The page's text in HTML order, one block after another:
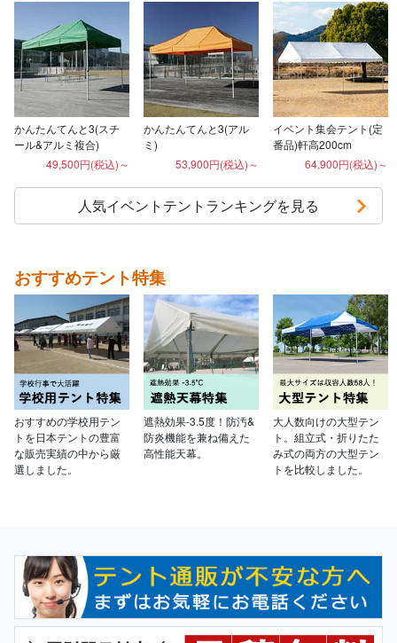
かんたんてんと3(スチ
ール&アルミ複合)
49,500円(税込)～
かんたんてんと3(アル
ミ)
53,900円(税込)～
イベント集会テント(定
番品)軒高200cm
64,900円(税込)～
人気イベントテントランキングを見る
おすすめテント特集
おすすめの学校用テン
トを日本テントの豊富
な販売実績の中から厳
選しました。
遮熱効果-3.5度！防汚&
防炎機能を兼ね備えた
高性能天幕。
大人数向けの大型テン
ト。組立式・折りたた
み式の両方の大型テン
トを比較しました。